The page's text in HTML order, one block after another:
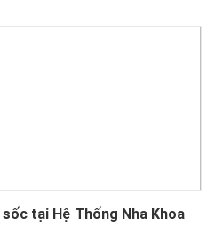
tại Hệ Thống Nha Khoa